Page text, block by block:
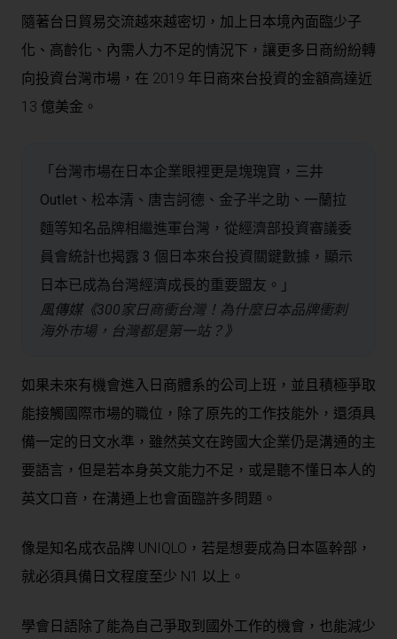
隨著台日貿易交流越來越密切，加上日本境內面臨少子
化、高齡化、內需人力不足的情況下，讓更多日商紛紛轉
向投資台灣市場，在 2019 年日商來台投資的金額高達近
13 億美金。
「台灣市場在日本企業眼裡更是塊瑰寶，三井
Outlet、松本清、唐吉訶德、金子半之助、一蘭拉
麵等知名品牌相繼進軍台灣，從經濟部投資審議委
員會統計也揭露 3 個日本來台投資關鍵數據，顯示
日本已成為台灣經濟成長的重要盟友。」
風傳媒《300家日商衝台灣！為什麼日本品牌衝刺
海外市場，台灣都是第一站？》
如果未來有機會進入日商體系的公司上班，並且積極爭取
能接觸國際市場的職位，除了原先的工作技能外，還須具
備一定的日文水準，雖然英文在跨國大企業仍是溝通的主
要語言，但是若本身英文能力不足，或是聽不懂日本人的
英文口音，在溝通上也會面臨許多問題。
像是知名成衣品牌 UNIQLO，若是想要成為日本區幹部，
就必須具備日文程度至少 N1 以上。
學會日語除了能為自己爭取到國外工作的機會，也能減少